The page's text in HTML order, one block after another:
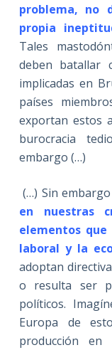
problema, no
propia
Tales
deben batallar
implicadas en
países
exportan estos
burocracia
embargo (…)
(…) Sin embargo
en nuestras
elementos
laboral y la
adoptan
o resulta ser
políticos.
Europa de
producción en